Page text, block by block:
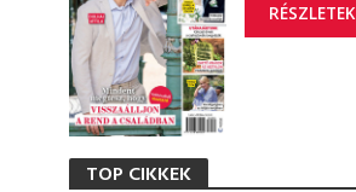
RÉSZLETEK
TOP CIKKEK